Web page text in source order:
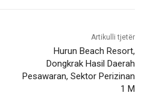
Artikulli tjetër
Hurun Beach Resort,
Dongkrak Hasil Daerah
Pesawaran, Sektor Perizinan
1 M